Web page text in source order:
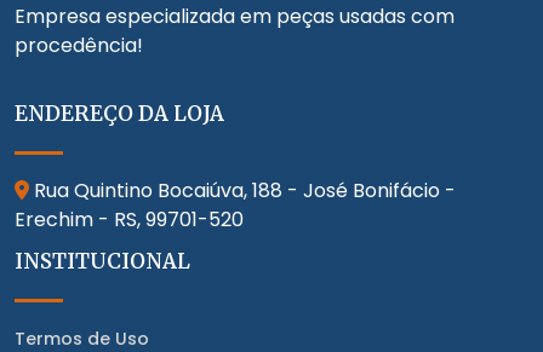
Empresa especializada em peças usadas com
procedência!
ENDEREÇO DA LOJA
Rua Quintino Bocaiúva, 188 - José Bonifácio -
Erechim - RS,99701-520
INSTITUCIONAL
Termos de Uso